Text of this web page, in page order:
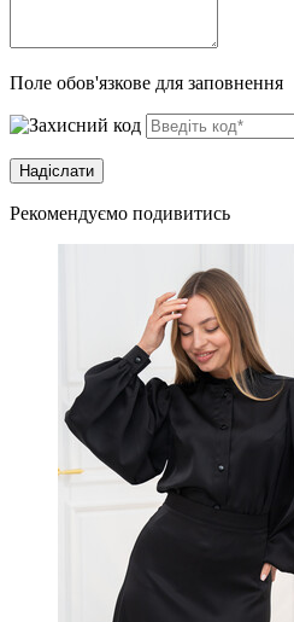
Поле обов'язкове для заповнення
Рекомендуємо подивитись